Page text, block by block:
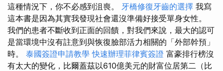
這種情況下，你不必感到沮喪。 牙橋修復牙齒的選擇 我寫
這本書是因為其實我發現社會還沒準備好接受單身女性。
我們的患者不斷收到正面的回饋，對我們來說，最大的認可
是當環境中沒有註意到與恢復臉部活力相關的「外部幹預」
時。 泰國簽證申請教學 快速辦理菲律賓簽證 富豪排行榜沒
有太大的變化，比爾蓋茲以610億美元的財富位居第二（比